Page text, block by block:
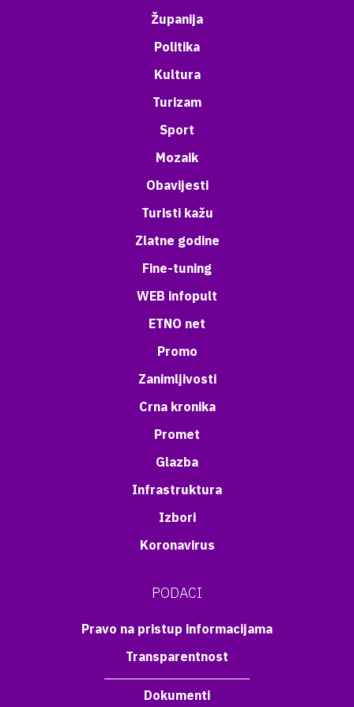
Županija
Politika
Kultura
Turizam
Sport
Mozaik
Obavijesti
Turisti kažu
Zlatne godine
Fine-tuning
WEB infopult
ETNO net
Promo
Zanimljivosti
Crna kronika
Promet
Glazba
Infrastruktura
Izbori
Koronavirus
PODACI
Pravo na pristup informacijama
Transparentnost
Dokumenti